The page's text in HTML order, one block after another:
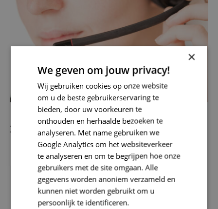
JE KAN BIJ HET ENERGIEHUIS
TERECHT:
Voor gratis renovatieadvies en – begeleiding. Denk je aan
verbouwen, maar weet je niet hoe hier aan te beginnen?
Neem dan contact op met de renovatiecoach van SOLVA;
Met al je vragen overMijn VerbouwLening
jouw facturen voor uitbetaling.
×
We geven om jouw privacy!
Wij gebruiken cookies op onze website
om u de beste gebruikerservaring te
bieden, door uw voorkeuren te
onthouden en herhaalde bezoeken te
analyseren. Met name gebruiken we
Google Analytics om het websiteverkeer
te analyseren en om te begrijpen hoe onze
gebruikers met de site omgaan. Alle
gegevens worden anoniem verzameld en
kunnen niet worden gebruikt om u
persoonlijk te identificeren.